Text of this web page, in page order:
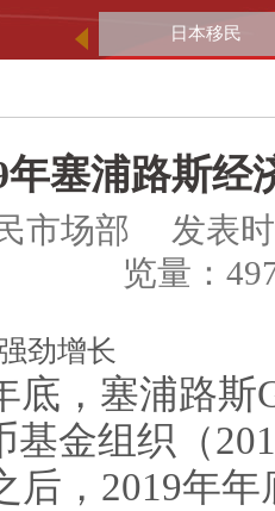
日本移民
年塞浦路斯经
市场部 发表
览量：
劲增长
底，塞浦路
基金组织（
后 ， 2019年